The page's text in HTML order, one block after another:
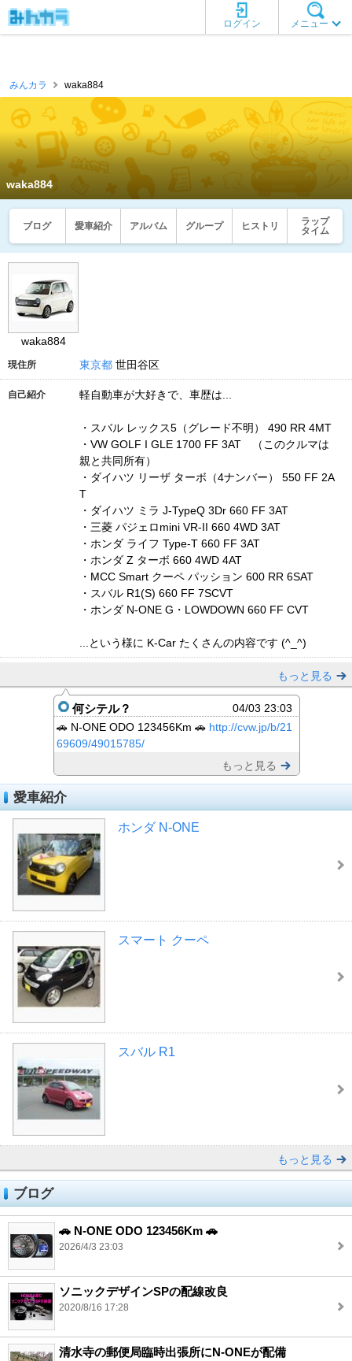
メニュー
ログイン
みんカラ waka884
waka884
ブログ 愛車紹介 アルバム グループ ヒストリ
ラップ
タイム
waka884
現住所 東京都 世田谷区
自己紹介 軽自動車が大好きで、車歴は...
・スバル レックス5（グレード不明） 490 RR 4MT
・VW GOLF I GLE 1700 FF 3AT （このクルマは
親と共同所有）
・ダイハツ リーザ ターボ（4ナンバー） 550 FF 2A
T
・ダイハツ ミラ J-TypeQ 3Dr 660 FF 3AT
・三菱 パジェロmini VR-II 660 4WD 3AT
・ホンダ ライフ Type-T 660 FF 3AT
・ホンダ Z ターボ 660 4WD 4AT
・MCC Smart クーペ パッション 600 RR 6SAT
・スバル R1(S) 660 FF 7SCVT
・ホンダ N-ONE G・LOWDOWN 660 FF CVT
...という様に K-Car たくさんの内容です (^_^)
もっと見る
何シテル？
04/03 23:03
🚗 N-ONE ODO 123456Km 🚗 http://cvw.jp/b/21
69609/49015785/
もっと見る
愛車紹介
ホンダ N-ONE
スマート クーペ
スバル R1
もっと見る
ブログ
🚗 N-ONE ODO 123456Km 🚗
2026/4/3 23:03
ソニックデザインSPの配線改良
2020/8/16 17:28
清水寺の郵便局臨時出張所にN-ONEが配備